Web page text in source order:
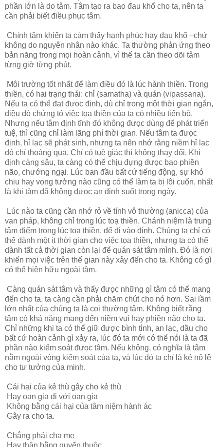
phần lớn là do tâm. Tâm tạo ra bao đau khổ cho ta, nên ta
cần phải biết điều phục tâm.
Chính tâm khiến ta cảm thấy hạnh phúc hay đau khổ –chứ
không do nguyên nhân nào khác. Ta thường phản ứng theo
bản năng trong mọi hoàn cảnh, vì thế ta cần theo dõi tâm
từng giờ từng phút.
Môi trường tốt nhất để làm điều đó là lúc hành thiền. Trong
thiền, có hai trạng thái: chỉ (samatha) và quán (vipassana).
Nếu ta có thể đạt đưọc định, dù chỉ trong một thời gian ngắn,
điều đó chứng tỏ việc tọa thiền của ta có nhiều tiến bộ.
Nhưng nếu tâm định tĩnh đó không đưọc dùng để phát triển
tuệ, thì cũng chỉ làm lãng phí thời gian. Nếu tâm ta đưọc
định, hỉ lạc sẽ phát sinh, nhưng ta nên nhớ rằng niềm hỉ lạc
đó chỉ thoáng qua. Chỉ có tuệ giác thì không thay đổi. Khi
định càng sâu, ta càng có thể chịu đựng đưọc bao phiền
não, chướng ngại. Lúc ban đầu bất cứ tiếng động, sự khó
chịu hay vọng tưởng nào cũng có thể làm ta bị lôi cuốn, nhất
là khi tâm đã không đưọc an định suốt trong ngày.
Lúc nào ta cũng cần nhớ rỏ về tính vô thường (anicca) của
vạn pháp, không chỉ trong lúc toạ thiền. Chánh niệm là trung
tâm điểm trong lúc toạ thiền, để đi vào định. Chúng ta chỉ có
thể dành một ít thời gian cho việc tọa thiền, nhưng ta có thể
dành tất cả thời gian còn lại để quán sát tâm mình. Đó là nơi
khiến mọi việc trên thế gian này xảy đến cho ta. Không có gì
có thể hiện hữu ngoài tâm.
Càng quán sát tâm và thấy đưọc những gì tâm có thể mang
đến cho ta, ta càng cần phải chăm chút cho nó hơn. Sai lầm
lớn nhất của chúng ta là coi thường tâm. Không biết rằng
tâm có khả năng mang đến niềm vui hay phiền não cho ta.
Chỉ những khi ta có thể giữ được bình tỉnh, an lạc, dầu cho
bất cứ hoàn cảnh gì xảy ra, lúc đó ta mới có thể nói là ta đã
phần nào kiểm soát đưọc tâm. Nếu không, có nghĩa là tâm
nằm ngoài vòng kiểm soát của ta, và lúc đó ta chỉ là kẻ nô lệ
cho tư tưởng của minh.
Cái hại của kẻ thù gây cho kẻ thù
Hay oan gia đi với oan gia
Không bằng cái hại của tâm niệm hành ác
Gây ra cho ta.
Chẳng phải cha mẹ
Hay thân bằng quyến thuộc